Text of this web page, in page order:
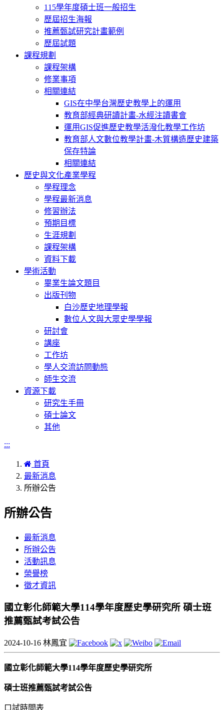
115學年度碩士班一般招生
歷屆招生海報
推薦甄試研究計畫範例
歷屆試題
課程規劃
課程架構
修業事項
相關連結
GIS在中學台灣歷史教學上的運用
教育部經典研讀計畫-水經注讀書會
運用GIS促進歷史教學活潑化教學工作坊
教育部人文數位教學計畫-木質構造歷史建築
保存特論
相關連結
歷史與文化產業學程
學程理念
學程最新消息
修習辦法
預期目標
生涯規劃
課程架構
資料下載
學術活動
畢業生論文題目
出版刊物
白沙歷史地理學報
數位人文與大眾史學學報
研討會
講座
工作坊
學人交流訪問動態
師生交流
資源下載
研究生手冊
碩士論文
其他
:::
首頁
最新消息
所辦公告
所辦公告
最新消息
所辦公告
活動訊息
榮譽榜
徵才資訊
國立彰化師範大學114學年度歷史學研究所 碩士班
推薦甄試考試公告
2024-10-16 林鳳宜
國立彰化師範大學114學年度歷史學研究所
碩士班推薦甄試考試公告
口試時間表